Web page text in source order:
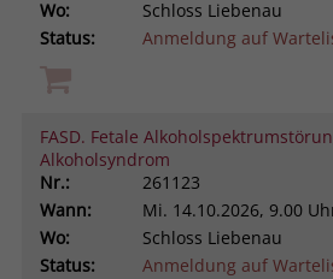
Wo:
Schloss Liebenau
Status:
Anmeldung auf
FASD. Fetale
Alkoholsyndrom
Nr.:
261123
Wann:
Mi. 14.10.2026, 9.00
Wo:
Schloss Liebenau
Status:
Anmeldung auf